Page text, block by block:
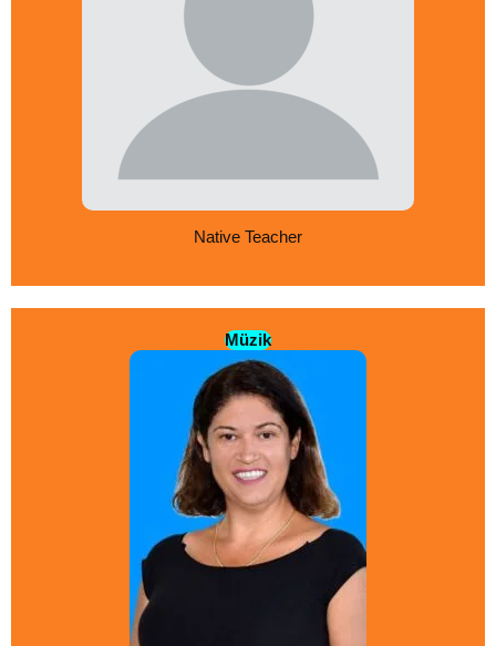
Native Teacher
Müzik